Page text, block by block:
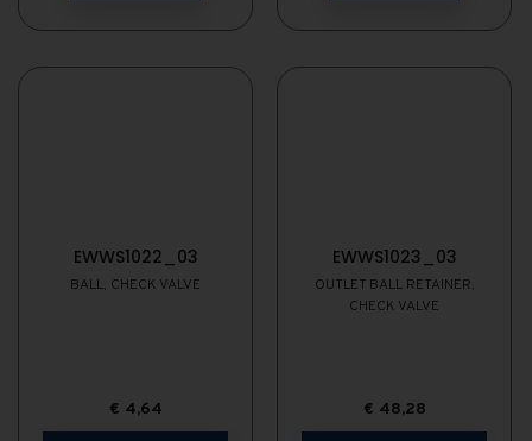
EWWS1022_03
BALL, CHECK VALVE
€ 4,64
EWWS1023_03
OUTLET BALL RETAINER,
CHECK VALVE
€ 48,28